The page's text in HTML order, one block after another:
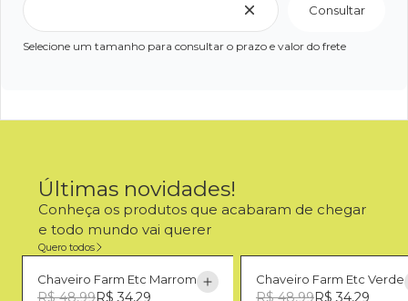
Consultar
Selecione um tamanho para consultar o prazo e valor do frete
Últimas novidades!
Conheça os produtos que acabaram de chegar
e todo mundo vai querer
Quero todos
Chaveiro Farm Etc Marrom
R$ 48,99R$ 34,29
Chaveiro Farm Etc Verde
R$ 48,99R$ 34,29